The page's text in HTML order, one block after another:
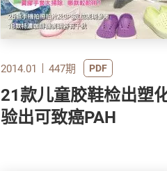
2014.01 447期 PDF
21款儿童胶鞋检出塑化剂 3
验出可致癌PAH